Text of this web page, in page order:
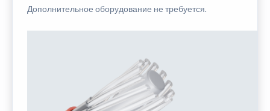
Дополнительное оборудование не требуется.